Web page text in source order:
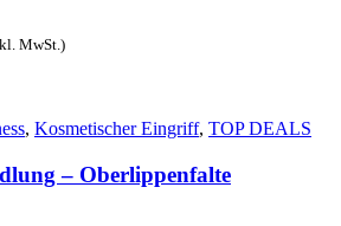
MwSt.)
, Kosmetischer Eingriff, TOP DEALS
– Oberlippenfalte